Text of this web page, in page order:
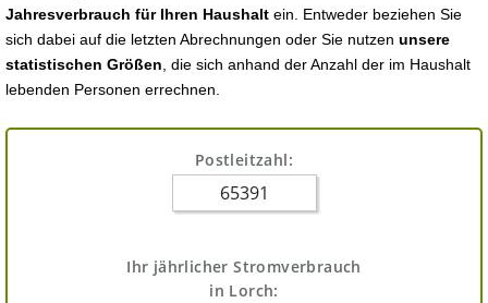
Jahresverbrauch für Ihren Haushalt ein. Entweder beziehen Sie
sich dabei auf die letzten Abrechnungen oder Sie nutzen unsere
statistischen Größen , die sich anhand der Anzahl der im Haushalt
lebenden Personen errechnen.
Postleitzahl:
Ihr jährlicher Stromverbrauch
in Lorch: